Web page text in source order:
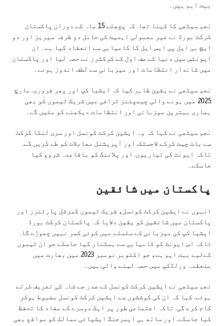
بہت اہم ہیں۔
نجم سیٹھی کا کہنا تھا. کہ پچھلے 15 ماہ کے دوران پاکستان
کرکٹ بورڈ نے غیر معمولی اہمیت کی حامل دو طرفہ سیریز اور دو
ایچ بی ایل پی ایس ایل کا کامیابی سے انعقاد کیا ہے۔ ان
ایونٹس میں دنیا کے صف اول کے کرکٹرز نے حصہ لیا اور پاکستان
میں شاندار انتظامات اور میزبانی سے لطف اندوز ہوئے۔
نجم سیٹھی نے یقین ظاہر کیا کہ ایشیا کپ اور پھر فروری. مارچ
2025 میں ہونے والی چیمپئنز ٹرافی میں شریک ٹیموں کو بھی
ہماری بہترین میزبانی اور انتظامات دیکھنے کو ملیں گے۔
نجم سیٹھی نے کہا کہ وہ ایشین کرکٹ کونسل اور سری لنکا کرکٹ
سے بات چیت کرکے لاجسٹک. اور آپریشنل معاملات کو طے کریں گے.
تاکہ ایونٹ کی تیاریوں. اور پلاننگ کو باقاعدہ شروع کیا
جاسکے۔
پاکستان میں شائقین
انہوں نے ایشین کرکٹ کونسل، شریک ٹیموں کمرشل پارٹنرز اور
پاکستان میں شائقین کو یقین دلایا کہ پاکستان کرکٹ بورڈ
ایشیا کپ کی میزبانی کے سلسلے میں کوئی کسر نہیں چھوڑے گا.
تاکہ اس ایونٹ کو کامیابی سے ہمکنار کیا جاسکے جو ان ٹیموں
کےلیے بہت اہم ہے، جو اکتوبر نومبر 2023 میں بھارت میں
منعقدہ ورلڈکپ میں حصہ لینے والی ہیں۔
نجم سیٹھی نے ایشین کرکٹ کونسل کے صدر جے شاہ کی تعریف کرتے
ہوئے. کہا کہ ان کی کوششوں سے ایشین کرکٹ کونسل مضبوط ہوکر
کام کرے گی. تاکہ اجتماعی طور پر ایک دوسرے کے مفاد کا تحفظ
کیا جاسکے. اور ساتھ ہی ایمرجنگ ایشیائی ممالک کو مواقع بھی